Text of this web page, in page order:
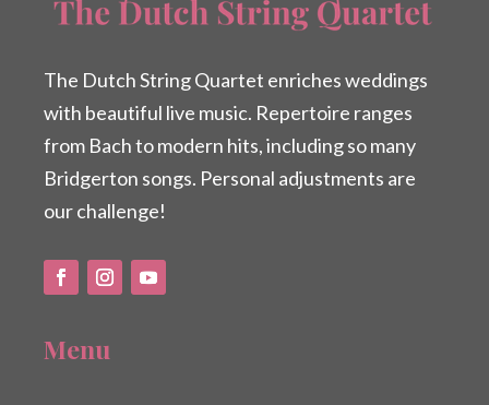
The Dutch String Quartet enriches weddings
with beautiful live music. Repertoire ranges
from Bach to modern hits, including so many
Bridgerton songs. Personal adjustments are
our challenge!
Menu